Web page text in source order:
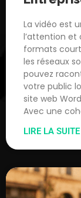
La vidéo est
l’attention et
formats
les réseaux
pouvez
votre public
site web
Avec une
LIRE LA